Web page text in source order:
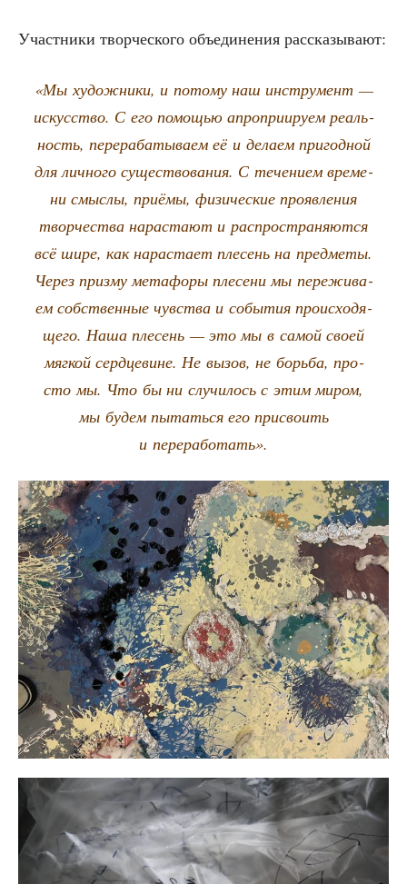
Участ­ни­ки твор­че­ско­го объ­еди­не­ния рассказывают:
«Мы худож­ни­ки, и пото­му наш инстру­мент —
искус­ство. С его помо­щью апро­при­и­ру­ем реаль­
ность, пере­ра­ба­ты­ва­ем её и дела­ем при­год­ной
для лич­но­го суще­ство­ва­ния. С тече­ни­ем вре­ме­
ни смыс­лы, при­ё­мы, физи­че­ские про­яв­ле­ния
твор­че­ства нарас­та­ют и рас­про­стра­ня­ют­ся
всё шире, как нарас­та­ет пле­сень на пред­ме­ты.
Через приз­му мета­фо­ры пле­се­ни мы пере­жи­ва­
ем соб­ствен­ные чув­ства и собы­тия про­ис­хо­дя­
ще­го. Наша пле­сень — это мы в самой сво­ей
мяг­кой серд­це­вине. Не вызов, не борь­ба, про­
сто мы. Что бы ни слу­чи­лось с этим миром,
мы будем пытать­ся его при­сво­ить
и переработать».